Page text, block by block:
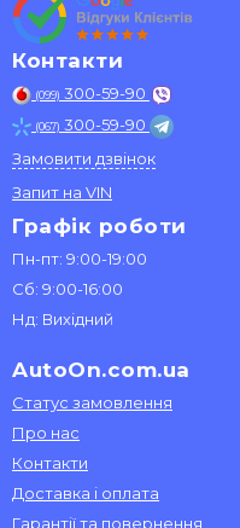
Контакти
(099) 300-59-90
(067) 300-59-90
Замовити дзвінок
Запит на VIN
Графік роботи
Пн-пт: 9:00-19:00
Сб: 9:00-16:00
Нд: Вихідний
AutoOn.com.ua
Статус замовлення
Про нас
Контакти
Доставка і оплата
Гарантії та повернення